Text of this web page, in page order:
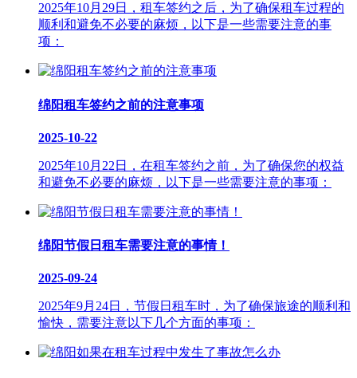
2025年10月29日，租车签约之后，为了确保租车过程的
顺利和避免不必要的麻烦，以下是一些需要注意的事
项：
绵阳租车签约之前的注意事项
2025-10-22
2025年10月22日，在租车签约之前，为了确保您的权益
和避免不必要的麻烦，以下是一些需要注意的事项：
绵阳节假日租车需要注意的事情！
2025-09-24
2025年9月24日，节假日租车时，为了确保旅途的顺利和
愉快，需要注意以下几个方面的事项：